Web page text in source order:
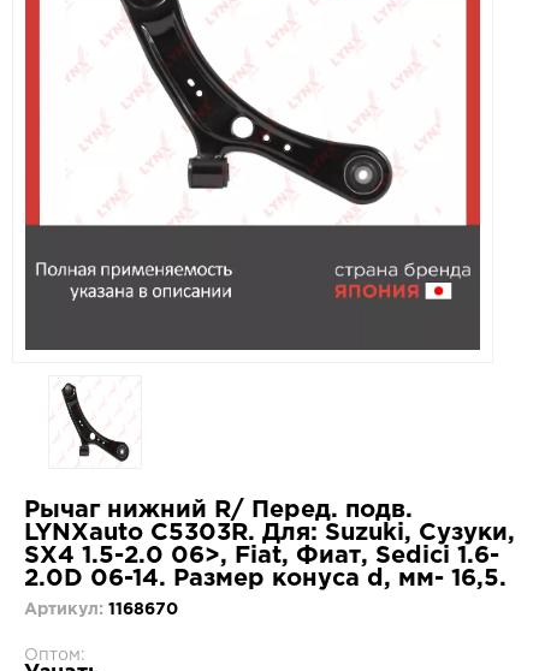
Рычаг нижний R/ Перед. подв.
LYNXauto C5303R. Для: Suzuki, Сузуки,
SX4 1.5-2.0 06>, Fiat, Фиат, Sedici 1.6-
2.0D 06-14. Размер конуса d, мм- 16,5.
Артикул: 1168670
Оптом: